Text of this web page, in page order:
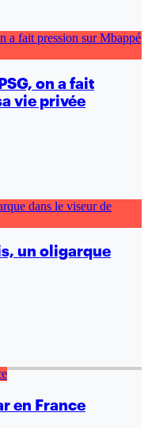
on a fait
vie privée
un oligarque
en France